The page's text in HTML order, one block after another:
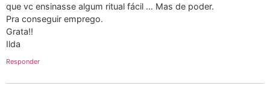
que vc ensinasse algum ritual fácil … Mas de poder.
Pra conseguir emprego.
Grata!!
Ilda
Responder